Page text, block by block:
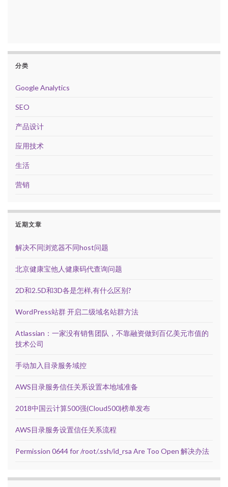
分类
Google Analytics
SEO
产品设计
应用技术
生活
营销
近期文章
解决不同浏览器不同host问题
北京健康宝他人健康码代查询问题
2D和2.5D和3D各是怎样,有什么区别?
WordPress站群 开启二级域名站群方法
Atlassian：一家没有销售团队，不靠融资做到百亿美元市值的
技术公司
手动加入目录服务域控
AWS目录服务信任关系设置本地域准备
2018中国云计算500强(Cloud500)榜单发布
AWS目录服务设置信任关系流程
Permission 0644 for /root/.ssh/id_rsa Are Too Open 解决办法